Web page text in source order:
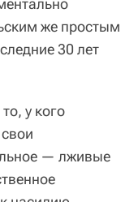
же простым
30 лет
у кого
— лживые